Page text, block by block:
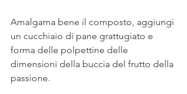
Amalgama bene il composto, aggiungi
un cucchiaio di pane grattugiato e
forma delle polpettine delle
dimensioni della buccia del frutto della
passione.